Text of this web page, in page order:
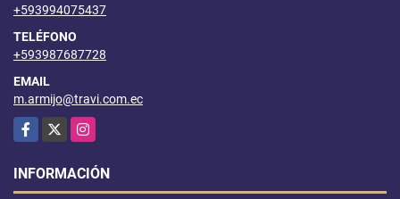
+593994075437
TELÉFONO
+593987687728
EMAIL
m.armijo@travi.com.ec
Facebook
X Instagram
INFORMACIÓN